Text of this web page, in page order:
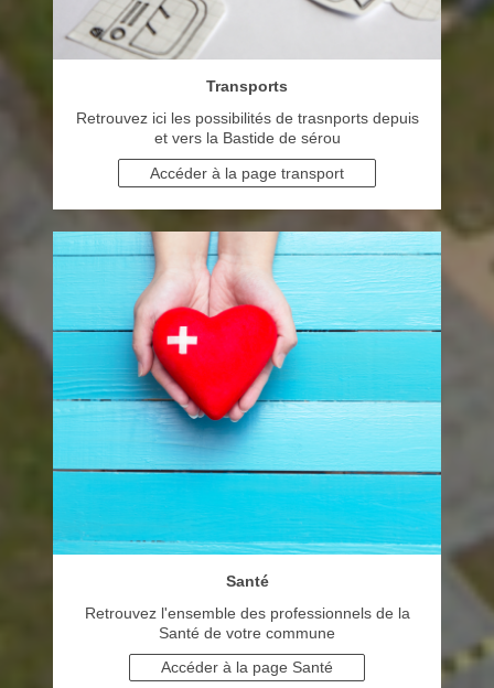
Transports
Retrouvez ici les possibilités de trasnports depuis
et vers la Bastide de sérou
Accéder à la page transport
Santé
Retrouvez l'ensemble des professionnels de la
Santé de votre commune
Accéder à la page Santé